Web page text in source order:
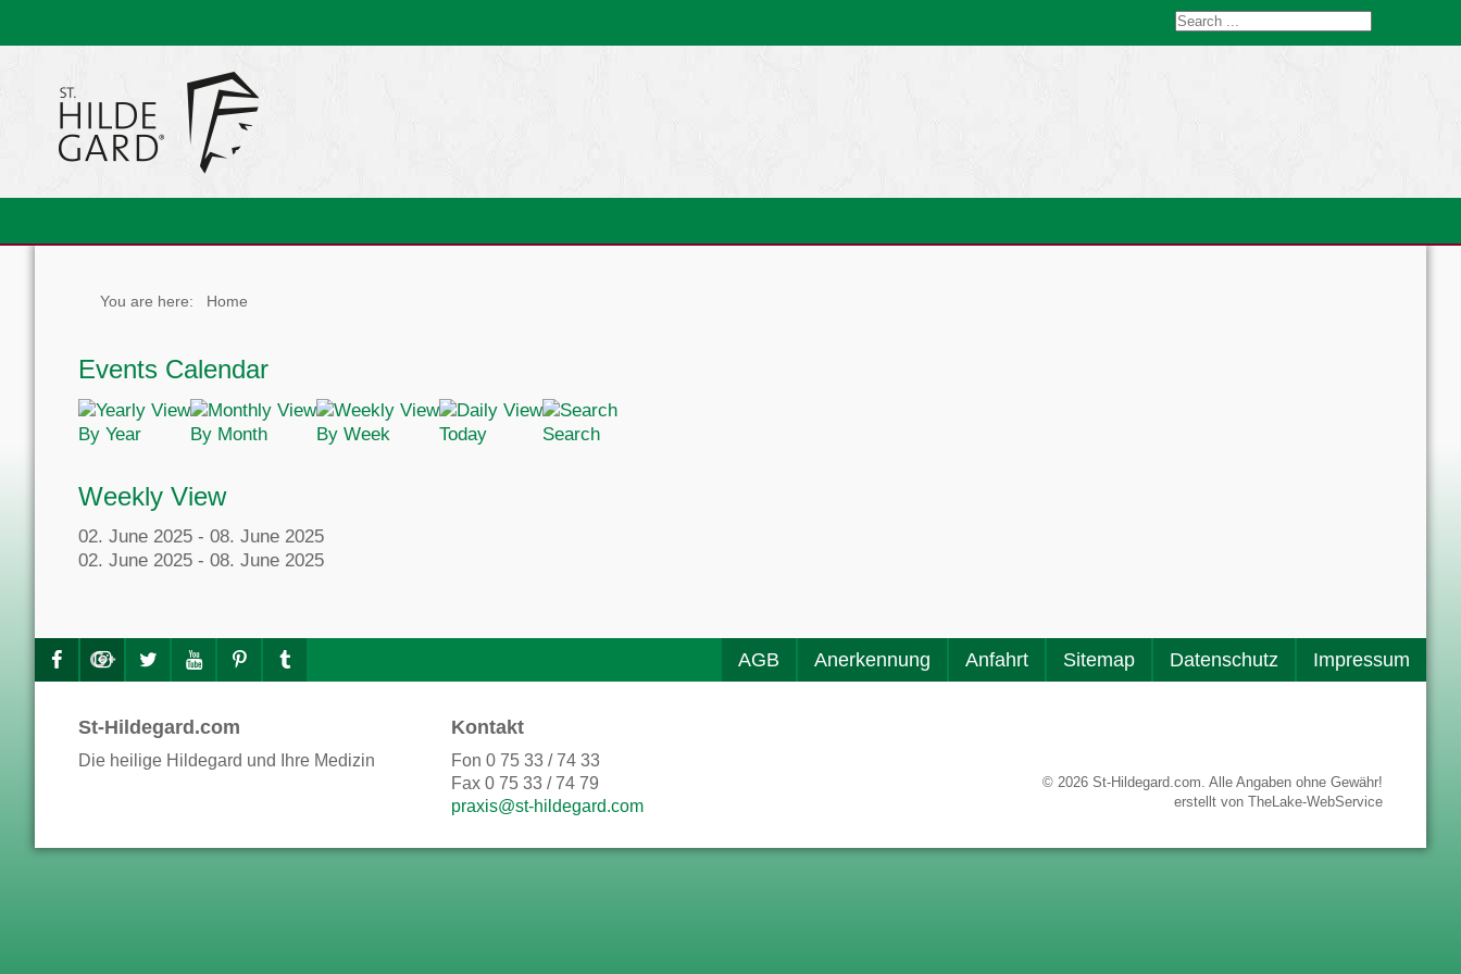
You are here: Home
Events Calendar
By Year By Month By Week Today Search
Weekly View
02. June 2025 - 08. June 2025
02. June 2025 - 08. June 2025
AGB Anerkennung Anfahrt Sitemap Datenschutz Impressum
St-Hildegard.com
Die heilige Hildegard und Ihre Medizin
Kontakt
Fon 0 75 33 / 74 33
Fax 0 75 33 / 74 79
praxis@st-hildegard.com
© 2026 St-Hildegard.com. Alle Angaben ohne Gewähr!
erstellt von TheLake-WebService